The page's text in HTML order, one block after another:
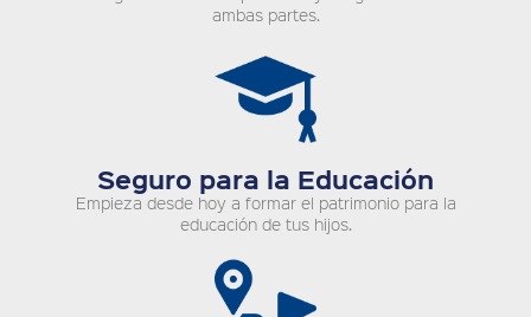
ambas partes.
Seguro para la Educación
Empieza desde hoy a formar el patrimonio para la
educación de tus hijos.